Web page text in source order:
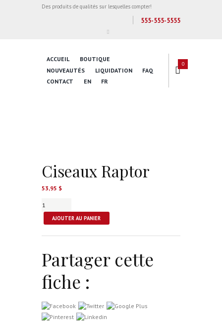
Des produits de qualités sur lesquelles compter!
555-555-5555
ACCUEIL
BOUTIQUE
NOUVEAUTÉS
LIQUIDATION
FAQ
CONTACT
EN FR
0
Ciseaux Raptor
53,95 $
quantité
de Ciseaux
RaptorAJOUTER AU PANIER
Partager cette
fiche :